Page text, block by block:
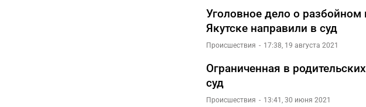
Уголовное дело о
Якутске направили в суд
Происшествия 17:38, 19 августа 2021
Ограниченная в
суд
Происшествия 13:41, 30 июня 2021